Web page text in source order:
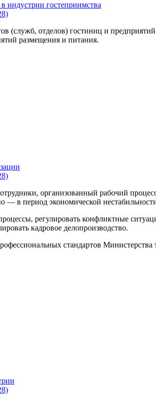
индустрии гостеприимства
(служб, отделов) гостиниц и
размещения и питания.
организованный рабочий
— в период экономической
регулировать конфликтные
кадровое делопроизводство.
стандартов